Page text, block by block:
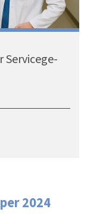
Service­ge­
2024